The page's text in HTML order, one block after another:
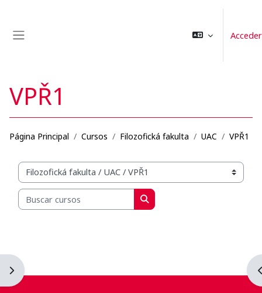
Acceder
Abrir cajón de bloques
VPŘ1
Página Principal Cursos Filozofická fakulta UAC VPŘ1
Categorías
Buscar cursos
Buscar cursos